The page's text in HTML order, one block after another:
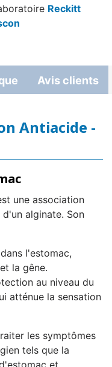
Reckitt
Avis clients
Antiacide -
une association
alginate. Son
l'estomac,
la gêne.
au niveau du
atténue la sensation
les symptômes
tels que la